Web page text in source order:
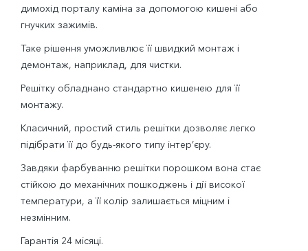
димохід порталу каміна за допомогою кишені або
гнучких зажимів.
Таке рішення уможливлює її швидкий монтаж і
демонтаж, наприклад, для чистки.
Решітку обладнано стандартно кишенею для її
монтажу.
Класичний, простий стиль решітки дозволяє легко
підібрати її до будь-якого типу інтер’єру.
Завдяки фарбуванню решітки порошком вона стає
стійкою до механічних пошкоджень і дії високої
температури, а її колір залишається міцним і
незмінним.
Гарантія 24 місяці.